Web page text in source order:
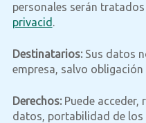
personales serán
privacid .
Destinatarios:Sus datos
empresa, salvo obligación
Derechos:Puede acceder,
datos, portabilidad de